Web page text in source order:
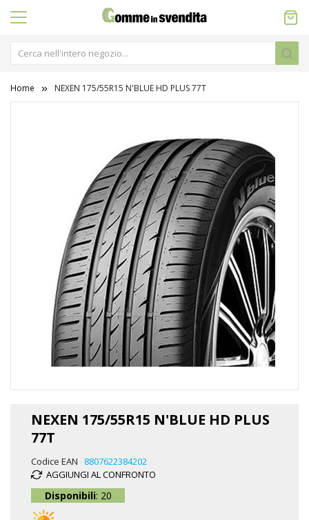
Home NEXEN 175/55R15 N'BLUE HD PLUS 77T
NEXEN 175/55R15 N'BLUE HD PLUS
77T
Codice EAN
8807622384202
AGGIUNGI AL CONFRONTO
Disponibili: 20
galleria
immagini